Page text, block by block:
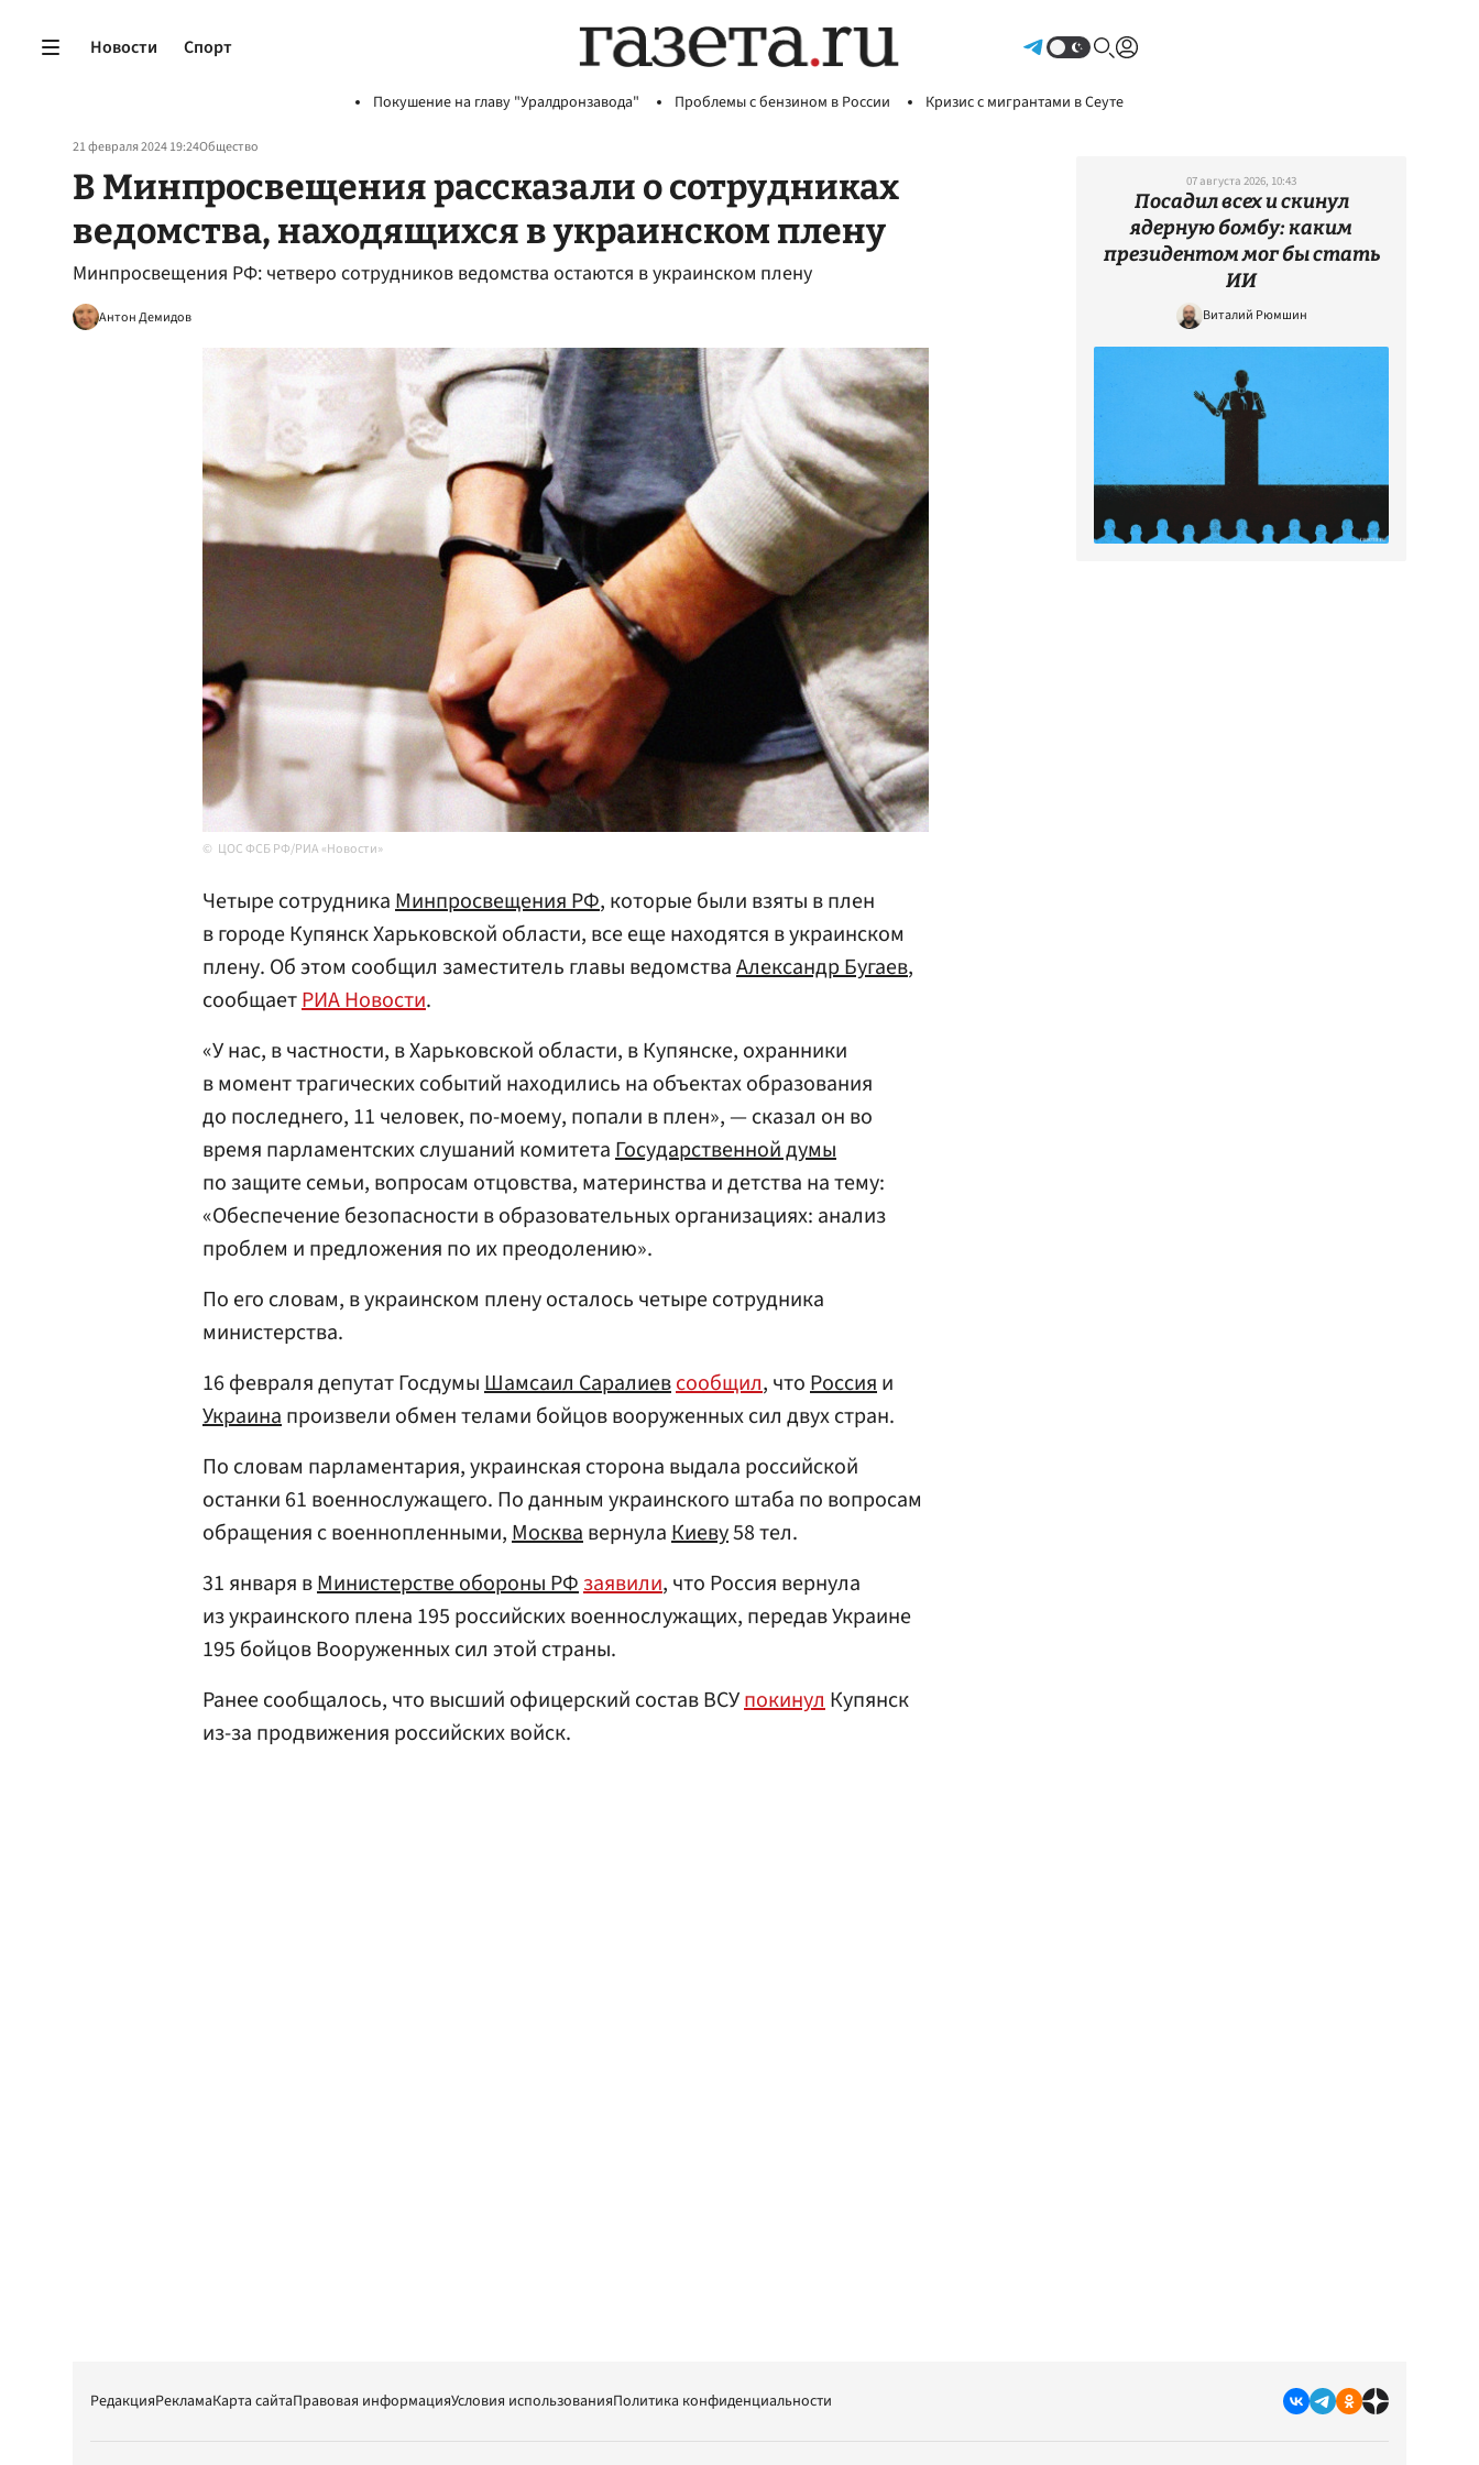
Новости Спорт
Покушение на главу "Уралдронзавода" Проблемы с бензином в России Кризис с мигрантами в Сеуте
21 февраля 2024 19:24Общество
В Минпросвещения рассказали о сотрудниках
ведомства, находящихся в украинском плену
Минпросвещения РФ: четверо сотрудников ведомства остаются в украинском плену
Антон Демидов
ЦОС ФСБ РФ/РИА «Новости»
Четыре сотрудникаМинпросвещения РФ, которые были взяты в плен
в городе Купянск Харьковской области, все еще находятся в украинском
плену. Об этом сообщил заместитель главы ведомстваАлександр Бугаев,
сообщаетРИА Новости.
«У нас, в частности, в Харьковской области, в Купянске, охранники
в момент трагических событий находились на объектах образования
до последнего, 11 человек, по-моему, попали в плен», — сказал он во
время парламентских слушаний комитетаГосударственной думы
по защите семьи, вопросам отцовства, материнства и детства на тему:
«Обеспечение безопасности в образовательных организациях: анализ
проблем и предложения по их преодолению».
По его словам, в украинском плену осталось четыре сотрудника
министерства.
16 февраля депутат ГосдумыШамсаил Саралиевсообщил, чтоРоссияи
Украинапроизвели обмен телами бойцов вооруженных сил двух стран.
По словам парламентария, украинская сторона выдала российской
останки 61 военнослужащего. По данным украинского штаба по вопросам
обращения с военнопленными,МосквавернулаКиеву58 тел.
31 января вМинистерстве обороны РФзаявили, что Россия вернула
из украинского плена 195 российских военнослужащих, передав Украине
195 бойцов Вооруженных сил этой страны.
Ранее сообщалось, что высший офицерский состав ВСУпокинулКупянск
из-за продвижения российских войск.
07 августа 2026, 10:43
Посадил всех и скинул
ядерную бомбу: каким
президентом мог бы стать
ИИ
Виталий Рюмшин
РедакцияРекламаКарта сайтаПравовая информацияУсловия использованияПолитика конфиденциальности